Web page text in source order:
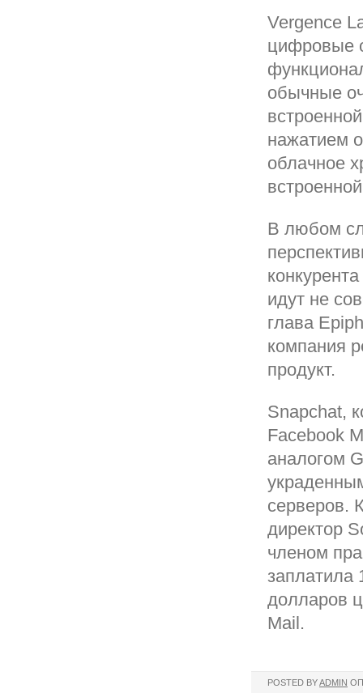
Vergence
цифровые
обычные
нажатием
облачное
В любом
идут не
глава
компания
продукт.
Snapchat,
Facebook
аналогом
серверов.
директор
членом
заплатила
долларов
Mail.
POSTED BYADMIN